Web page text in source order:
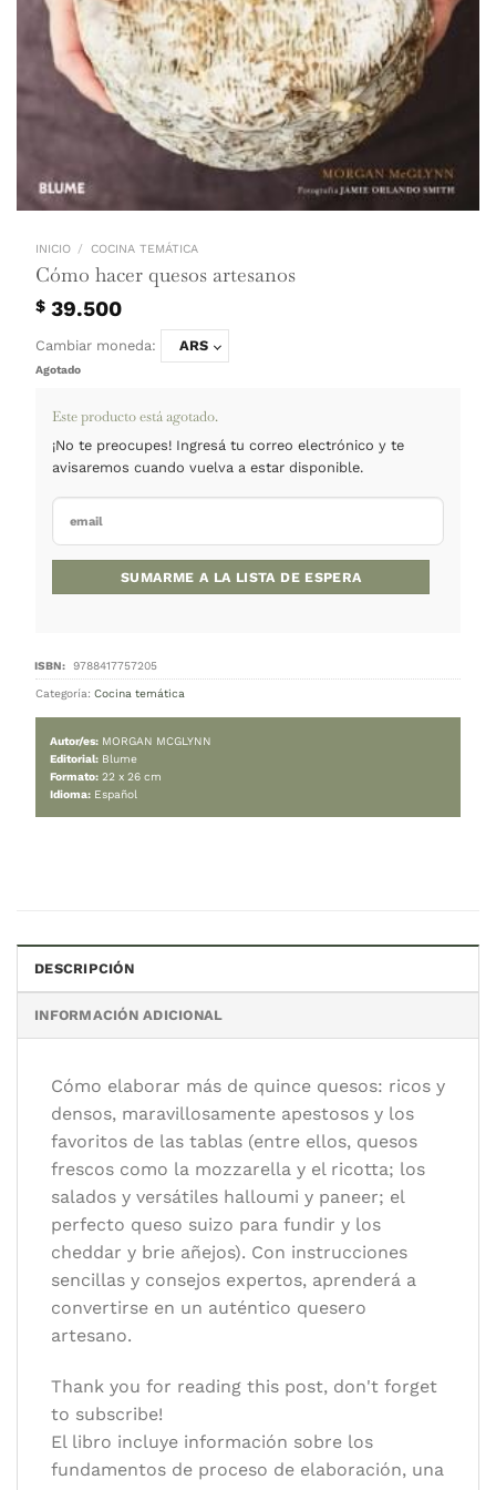
Cómo hacer quesos artesanos
$ 39.500
Cambiar moneda: ARS
¡No te preocupes! Ingresá tu correo electrónico y
Categoría:Cocina temática
Formato:22 x 26 cm
Idioma:Español
DESCRIPCIÓN
INFORMACIÓN ADICIONAL
Cómo elaborar más de quince quesos: ricos y
densos, maravillosamente apestosos y los
favoritos de las tablas (entre ellos, quesos
frescos como la mozzarella y el ricotta; los
salados y versátiles halloumi y paneer; el
perfecto queso suizo para fundir y los
cheddar y brie añejos). Con instrucciones
sencillas y consejos expertos, aprenderá a
convertirse en un auténtico quesero
artesano.
Thank you for reading this post, don't forget
to subscribe!
El libro incluye información sobre los
fundamentos de proceso de elaboración, una